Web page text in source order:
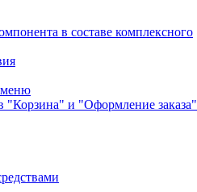
в составе комплексного
меню
"Корзина" и "Оформление заказа"